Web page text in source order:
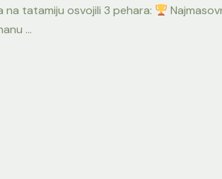
na tatamiju osvojili 3 pehara:
…